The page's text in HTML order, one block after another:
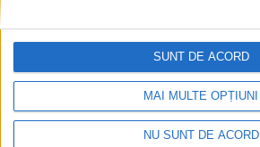
MAI MULTE OPȚIUNI
NU SUNT DE ACORD
SUNT DE ACORD